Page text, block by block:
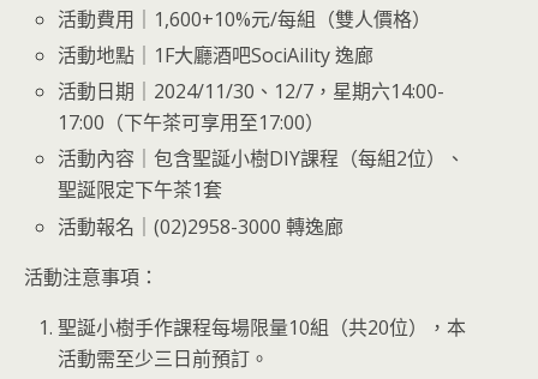
活動費用｜1,600+10%元/每組（雙人價格）
活動地點｜1F大廳酒吧SociAility 逸廊
活動日期｜2024/11/30、12/7，星期六14:00-
17:00（下午茶可享用至17:00）
活動內容｜包含聖誕小樹DIY課程（每組2位）、
聖誕限定下午茶1套
活動報名｜(02)2958-3000 轉逸廊
活動注意事項：
聖誕小樹手作課程每場限量10組（共20位），本
活動需至少三日前預訂。